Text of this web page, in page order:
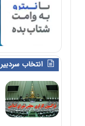
انتخاب سردبیر